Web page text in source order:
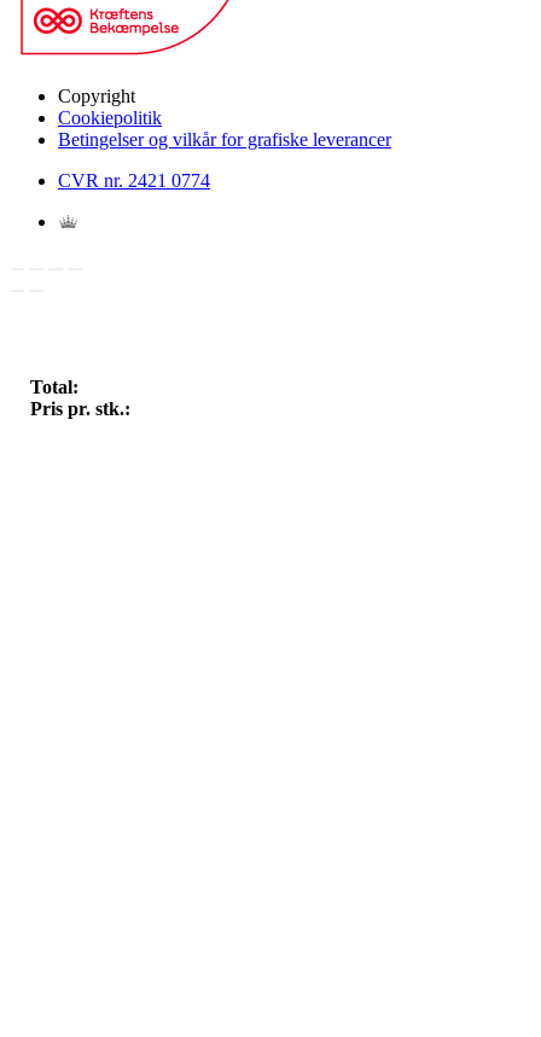
Total:
Pris pr. stk.:
Copyright
Cookiepolitik
Betingelser og vilkår for grafiske leverancer
CVR nr. 2421 0774